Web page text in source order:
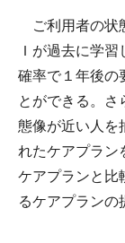
ご利用者の状
Ｉが過去に学
確率で１年後の
とができる。さ
態像が近い人を
れたケアプラン
ケアプランと比
るケアプランの